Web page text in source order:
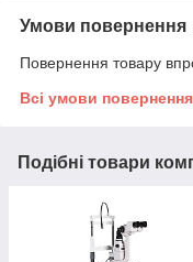
Умови повернення
Повернення товару
Всі умови повернення
Подібні товари